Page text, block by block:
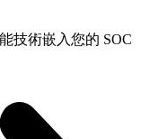
技術嵌入您的 SOC